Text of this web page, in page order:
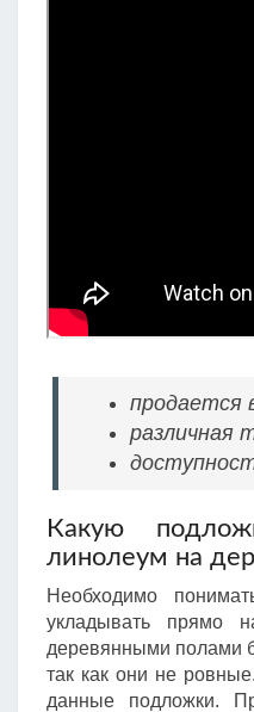
продается
различная
Какую
линолеум на
Необходимо
укладывать
деревянными полами
так как они не
данные подложки.